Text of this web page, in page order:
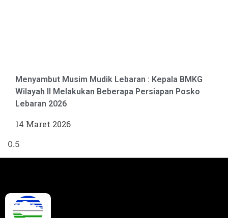
Menyambut Musim Mudik Lebaran : Kepala BMKG
Wilayah II Melakukan Beberapa Persiapan Posko
Lebaran 2026
14 Maret 2026